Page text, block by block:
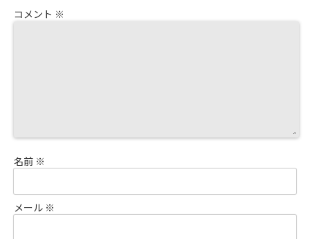
コメント ※
名前 ※
メール ※